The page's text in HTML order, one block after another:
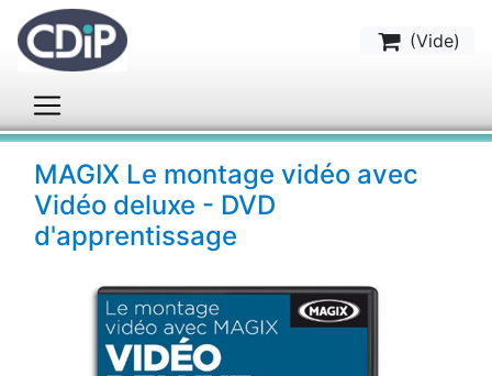
(Vide)
MAGIX Le montage vidéo avec
Vidéo deluxe - DVD
d'apprentissage